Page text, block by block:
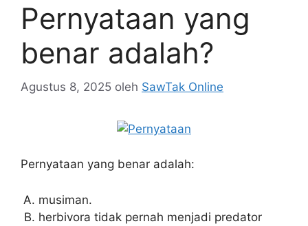
Pernyataan yang
benar adalah?
Agustus 8, 2025 oleh SawTak Online
Pernyataan yang benar adalah:
musiman.
herbivora tidak pernah menjadi predator